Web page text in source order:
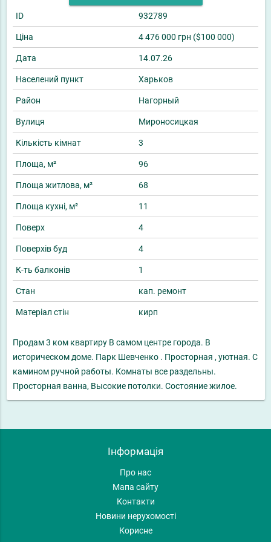
ID 932789
Ціна 4 476 000 грн ($100 000)
Дата 14.07.26
Населений пункт Харьков
Район Нагорный
Вулиця Мироносицкая
Кількість кімнат 3
Площа, м² 96
Площа житлова, м² 68
Площа кухні, м² 11
Поверх 4
Поверхів буд 4
К-ть балконів 1
Стан кап. ремонт
Матеріал стін кирп
Продам 3 ком квартиру В самом центре города. В
историческом доме. Парк Шевченко . Просторная , уютная. С
камином ручной работы. Комнаты все раздельны.
Просторная ванна, Высокие потолки. Состояние жилое.
Інформація
Про нас
Мапа сайту
Контакти
Новини нерухомості
Корисне